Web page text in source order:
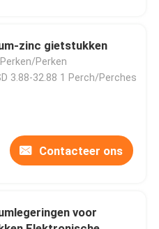
zinc gietstukken
Perken
3.88-32.88 1 Perch/Perches
Contacteer ons
voor